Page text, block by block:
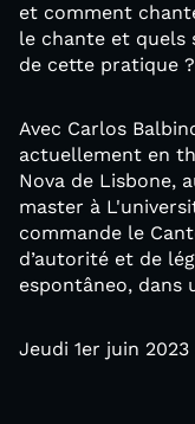
et comment
le chante et quels
de cette pratique ?
Avec Carlos
actuellement en
Nova de Lisbone,
master à
commande le
d’autorité et de
espontâneo, dans
Jeudi 1er juin